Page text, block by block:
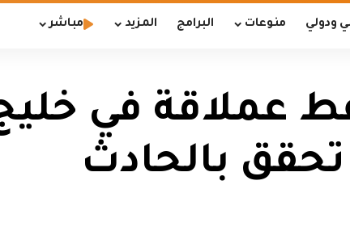
ودولي منوعات البرامج المزيد مباشر
عملاقة في
تحقق بالحادث